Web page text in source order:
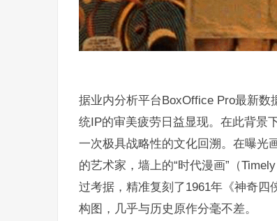
据业内分析平台BoxOffice Pro最新数
统IP的审美疲劳日益显现。在此背景
一次极具战略性的文化回溯。在曝光
的艺术家，墙上的“时代漫画”（
过考据，精准复刻了1961年《神奇
构图，几乎与历史原作分毫不差。